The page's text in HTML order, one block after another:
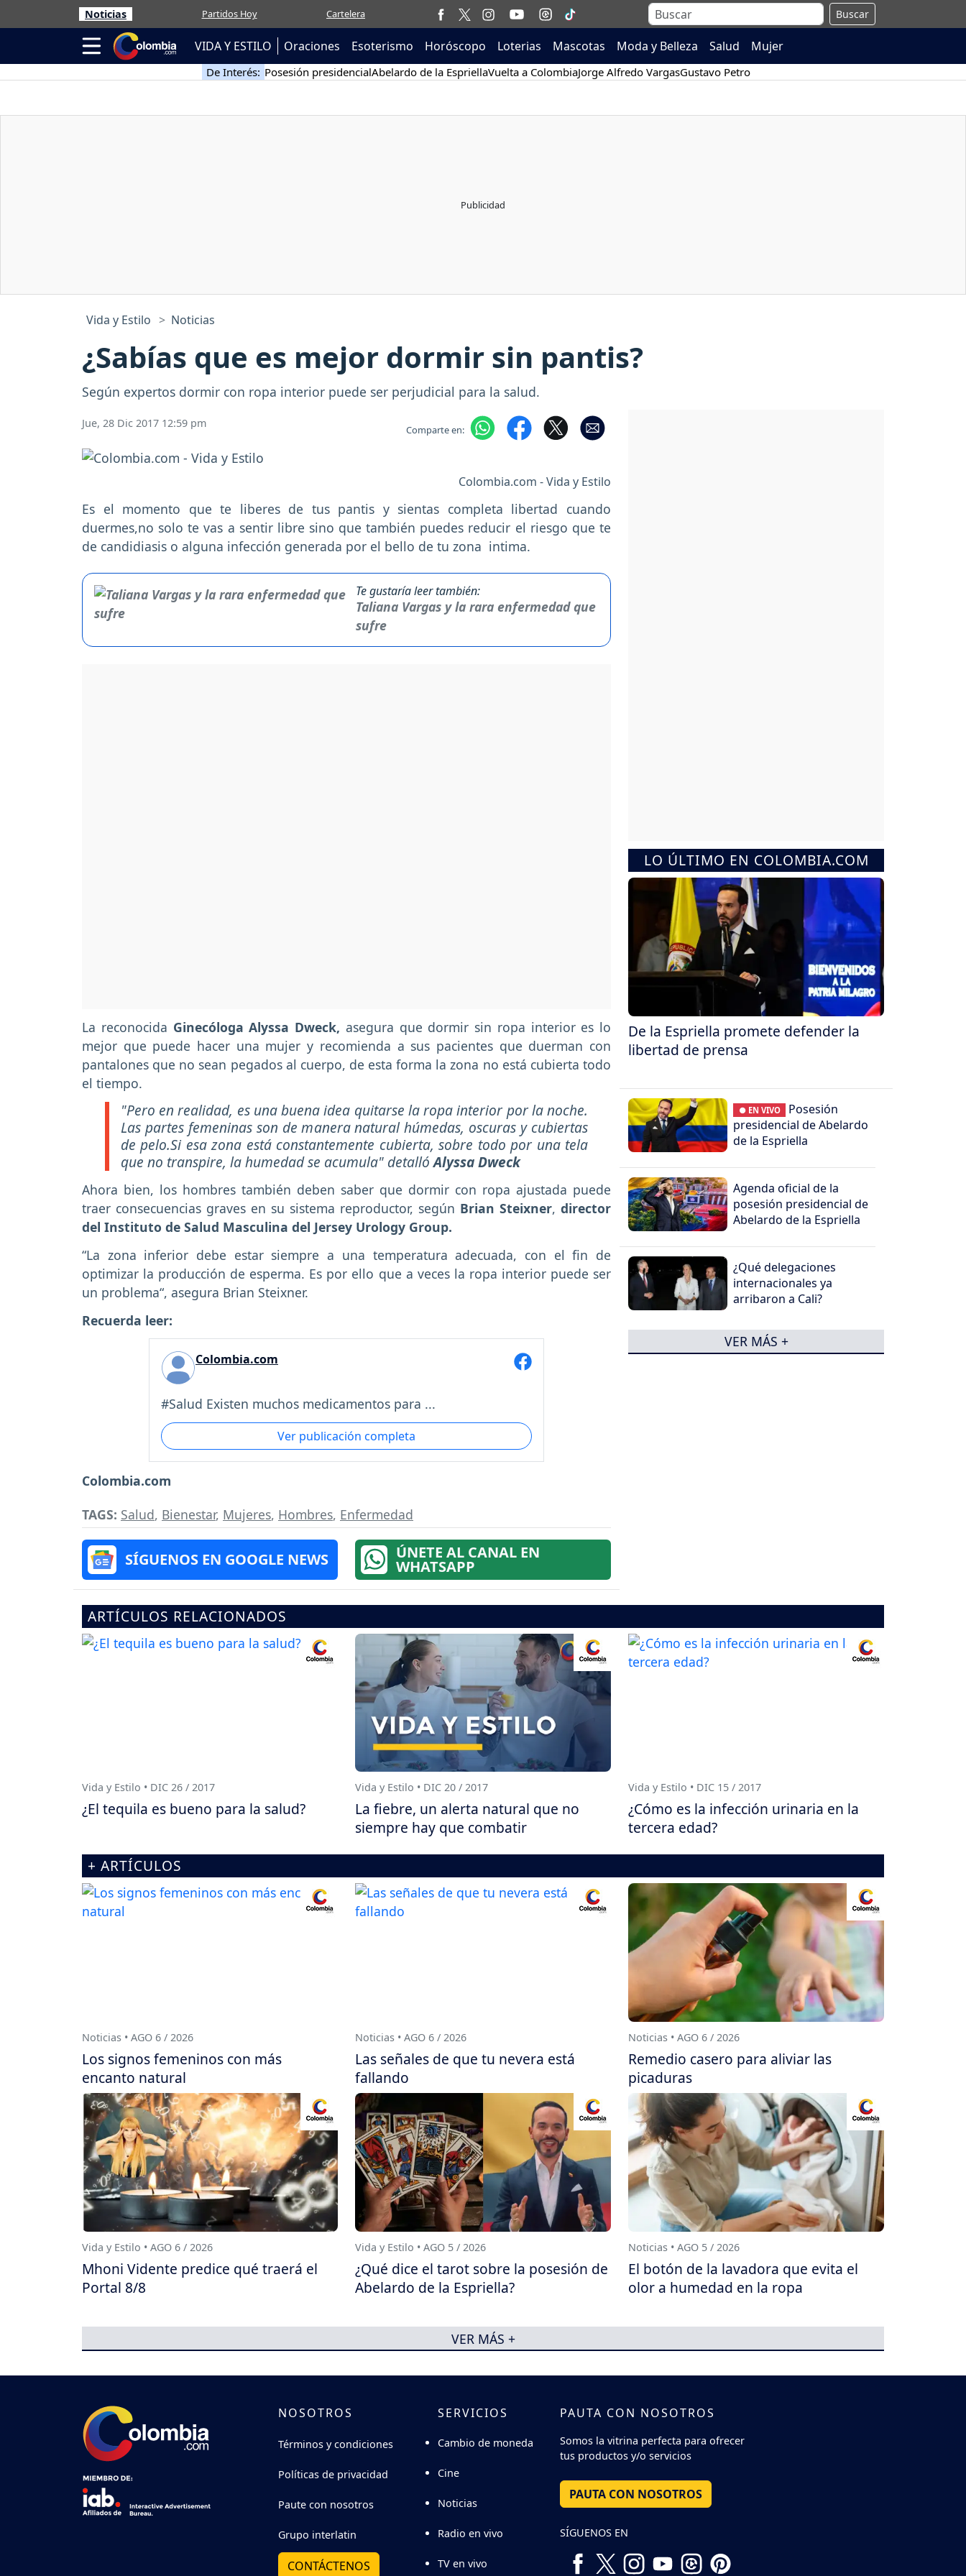
Noticias Partidos Hoy Cartelera Buscar
VIDA Y ESTILO Oraciones Esoterismo Horóscopo Loterias Mascotas Moda y Belleza Salud Mujer
De Interés: Posesión presidencialAbelardo de la EspriellaVuelta a ColombiaJorge Alfredo VargasGustavo Petro
Vida y Estilo Noticias
¿Sabías que es mejor dormir sin pantis?
Según expertos dormir con ropa interior puede ser perjudicial para la salud.
Jue, 28 Dic 2017 12:59 pm Comparte en:
Colombia.com - Vida y Estilo
Es el momento que te liberes de tus pantis y sientas completa libertad cuando
duermes,no solo te vas a sentir libre sino que también puedes reducir el riesgo que te
de candidiasis o alguna infección generada por el bello de tu zona intima.
Te gustaría leer también:
Taliana Vargas y la rara enfermedad que
sufre
La reconocida Ginecóloga Alyssa Dweck, asegura que dormir sin ropa interior es lo
mejor que puede hacer una mujer y recomienda a sus pacientes que duerman con
pantalones que no sean pegados al cuerpo, de esta forma la zona no está cubierta todo
el tiempo.
"Pero en realidad, es una buena idea quitarse la ropa interior por la noche.
Las partes femeninas son de manera natural húmedas, oscuras y cubiertas
de pelo.Si esa zona está constantemente cubierta, sobre todo por una tela
que no transpire, la humedad se acumula" detallóAlyssa Dweck
Ahora bien, los hombres también deben saber que dormir con ropa ajustada puede
traer consecuencias graves en su sistema reproductor, según Brian Steixner, director
del Instituto de Salud Masculina del Jersey Urology Group.
“La zona inferior debe estar siempre a una temperatura adecuada, con el fin de
optimizar la producción de esperma. Es por ello que a veces la ropa interior puede ser
un problema“, asegura Brian Steixner.
Recuerda leer:
Colombia.com
#Salud Existen muchos medicamentos para ...
Ver publicación completa
Colombia.com
TAGS: Salud, Bienestar, Mujeres, Hombres, Enfermedad
SÍGUENOS EN GOOGLE NEWS ÚNETE AL CANAL EN
WHATSAPP
LO ÚLTIMO EN COLOMBIA.COM
De la Espriella promete defender la
libertad de prensa
● EN VIVO
Posesión
presidencial de Abelardo
de la Espriella
Agenda oficial de la
posesión presidencial de
Abelardo de la Espriella
¿Qué delegaciones
internacionales ya
arribaron a Cali?
VER MÁS +
ARTÍCULOS RELACIONADOS
Vida y Estilo • DIC 26 / 2017
¿El tequila es bueno para la salud?
Vida y Estilo • DIC 20 / 2017
La fiebre, un alerta natural que no
siempre hay que combatir
Vida y Estilo • DIC 15 / 2017
¿Cómo es la infección urinaria en la
tercera edad?
+ ARTÍCULOS
Noticias • AGO 6 / 2026
Los signos femeninos con más
encanto natural
Noticias • AGO 6 / 2026
Las señales de que tu nevera está
fallando
Noticias • AGO 6 / 2026
Remedio casero para aliviar las
picaduras
Vida y Estilo • AGO 6 / 2026
Mhoni Vidente predice qué traerá el
Portal 8/8
Vida y Estilo • AGO 5 / 2026
¿Qué dice el tarot sobre la posesión de
Abelardo de la Espriella?
Noticias • AGO 5 / 2026
El botón de la lavadora que evita el
olor a humedad en la ropa
VER MÁS +
NOSOTROS
Términos y condiciones
Políticas de privacidad
Paute con nosotros
Grupo interlatin
CONTÁCTENOS
SERVICIOS
Cambio de moneda
Cine
Noticias
Radio en vivo
TV en vivo
PAUTA CON NOSOTROS
Somos la vitrina perfecta para ofrecer
tus productos y/o servicios
PAUTA CON NOSOTROS
SÍGUENOS EN